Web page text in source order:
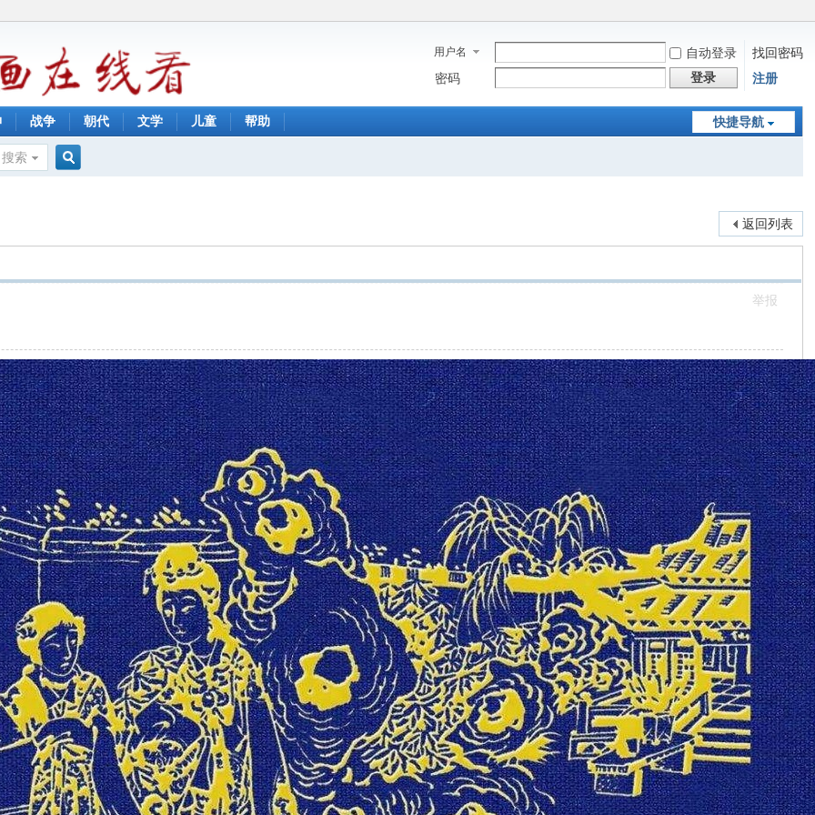
用户名 自动登录
找回密码
密码
登录 注册
快捷导航
战争 朝代 文学 儿童 帮助
搜索
返回列表
举报